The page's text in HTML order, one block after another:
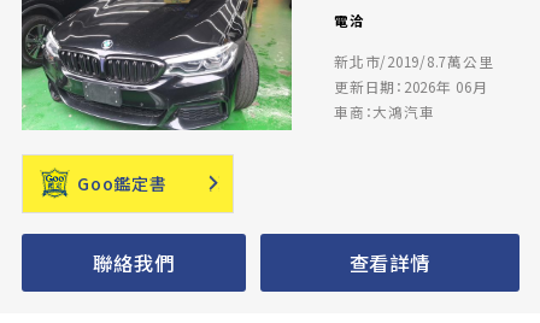
電洽
新北市/2019/8.7萬公里
更新日期：2026年 06月
車商：大鴻汽車
Goo鑑定書
聯絡我們 查看詳情